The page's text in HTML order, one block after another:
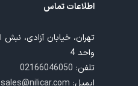
اطلاعات تماس
واحد 4
تلفن: 02166046050
ایمیل: sales@nilicar.com